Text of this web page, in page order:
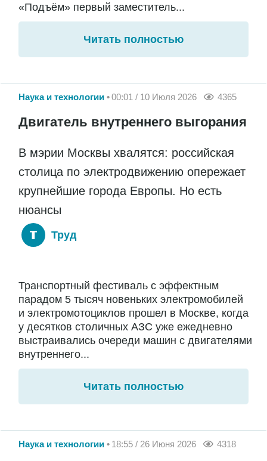
«Подъём» первый заместитель...
Читать полностью
Наука и технологии 00:01 / 10 Июля 2026 4365
Двигатель внутреннего выгорания
В мэрии Москвы хвалятся: российская
столица по электродвижению опережает
крупнейшие города Европы. Но есть
нюансы
Труд
Транспортный фестиваль с эффектным
парадом 5 тысяч новеньких электромобилей
и электромотоциклов прошел в Москве, когда
у десятков столичных АЗС уже ежедневно
выстраивались очереди машин с двигателями
внутреннего...
Читать полностью
Наука и технологии 18:55 / 26 Июня 2026 4318